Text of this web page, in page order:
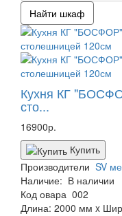
Кухня КГ
сто...
16900р.
Купить
Производители SV
Наличие: В наличии
Код овара 002
Длина: 2000 мм x